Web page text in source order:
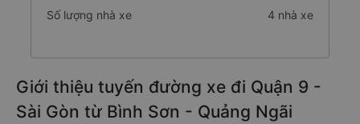
Số lượng nhà xe 4 nhà xe
Giới thiệu tuyến đường xe đi Quận 9 -
Sài Gòn từ Bình Sơn - Quảng Ngãi